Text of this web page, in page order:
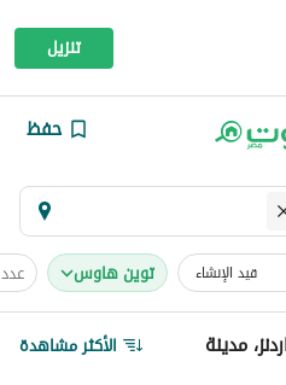
تنزيل
حفظ
قيد الإنشاء توين هاوس
مدينة الأكثر مشاهدة